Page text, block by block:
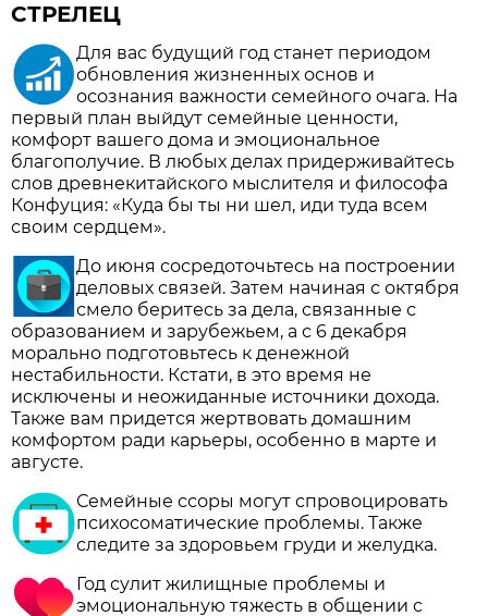
СТРЕЛЕЦ
Для вас будущий год станет периодом
обновления жизненных основ и
осознания важности семейного очага. На
первый план выйдут семейные ценности,
комфорт вашего дома и эмоциональное
благополучие. В любых делах придерживайтесь
слов древнекитайского мыслителя и философа
Конфуция: «Куда бы ты ни шел, иди туда всем
своим сердцем».
До июня сосредоточьтесь на построении
деловых связей. Затем начиная с октября
смело беритесь за дела, связанные с
образованием и зарубежьем, а с 6 декабря
морально подготовьтесь к денежной
нестабильности. Кстати, в это время не
исключены и неожиданные источники дохода.
Также вам придется жертвовать домашним
комфортом ради карьеры, особенно в марте и
августе.
Семейные ссоры могут спровоцировать
психосоматические проблемы. Также
следите за здоровьем груди и желудка.
Год сулит жилищные проблемы и
эмоциональную тяжесть в общении с